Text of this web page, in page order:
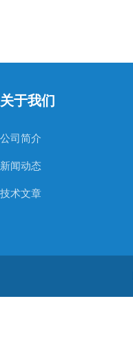
关于我们
公司简介
新闻动态
技术文章